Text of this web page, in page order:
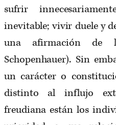
sufrir
inevitable; vivir duele y
una afirmación de
Schopenhauer). Sin
un carácter o
distinto al influjo
freudiana están los